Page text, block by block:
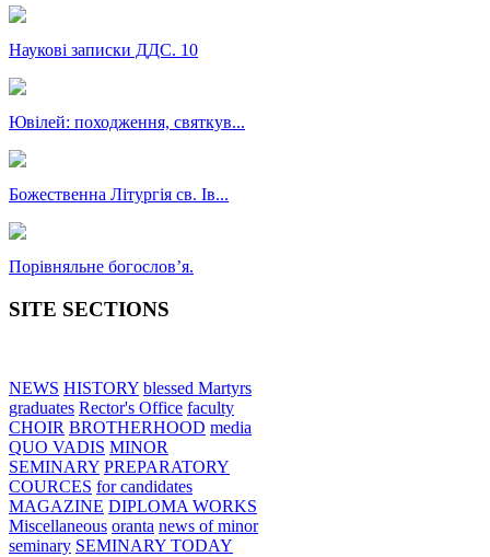
Наукові записки ДДС. 10
Ювілей: походження, святкув...
Божественна Літургія св. Ів...
Порівняльне богословʼя.
SITE SECTIONS
NEWS HISTORY blessed Martyrs
graduates Rector's Office faculty
CHOIR BROTHERHOOD media
QUO VADIS MINOR
SEMINARY PREPARATORY
COURCES for candidates
MAGAZINE DIPLOMA WORKS
Miscellaneous oranta news of minor
seminary SEMINARY TODAY